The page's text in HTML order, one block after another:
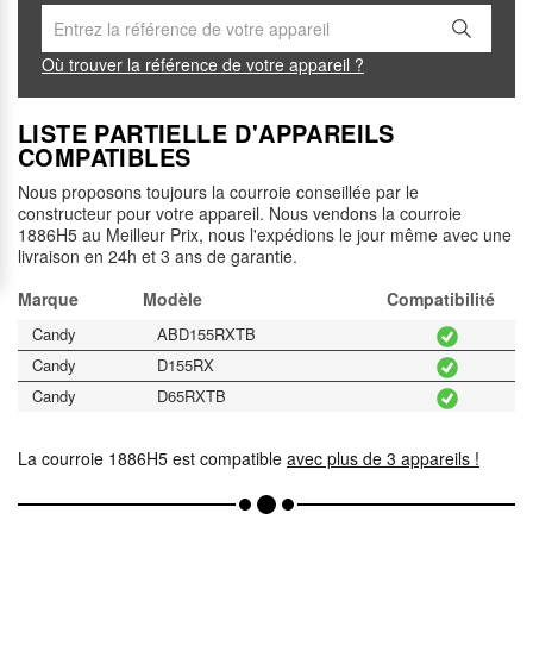
Où trouver la référence de votre appareil ?
LISTE PARTIELLE D'APPAREILS
COMPATIBLES
Nous proposons toujours la courroie conseillée par le
constructeur pour votre appareil. Nous vendons la courroie
1886H5 au Meilleur Prix, nous l'expédions le jour même avec une
livraison en 24h et 3 ans de garantie.
Marque
Modèle Compatibilité
Candy
ABD155RXTB
Candy
D155RX
Candy
D65RXTB
La courroie 1886H5 est compatible avec plus de 3 appareils !